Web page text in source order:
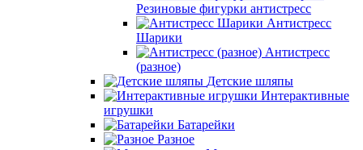
Резиновые фигурки антистресс
Антистресс
Шарики
Антистресс
(разное)
Детские шляпы
Интерактивные
игрушки
Батарейки
Разное